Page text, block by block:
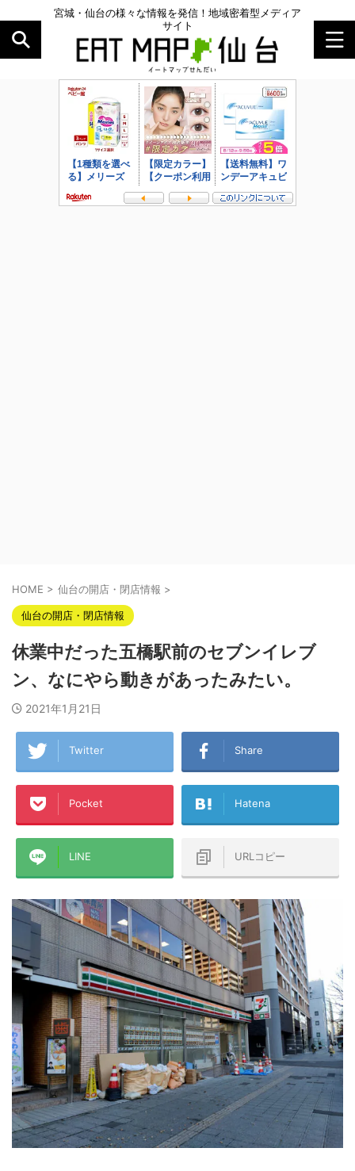
宮城・仙台の様々な情報を発信！地域密着型メディア
サイト
HOME > 仙台の開店・閉店情報 >
仙台の開店・閉店情報
休業中だった五橋駅前のセブンイレブ
ン、なにやら動きがあったみたい。
2021年1月21日
Twitter Share
Pocket Hatena
LINE URLコピー